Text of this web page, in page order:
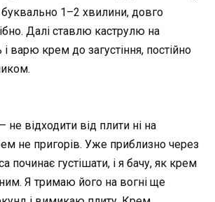
1–2 хвилини, довго
Далі ставлю каструлю на
варю крем до загустіння, постійно
відходити від плити ні на
не пригорів. Уже приблизно через
починає густішати, і я бачу, як крем
Я тримаю його на вогні ще